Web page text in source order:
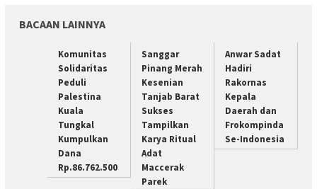
BACAAN LAINNYA
Komunitas
Solidaritas
Peduli
Palestina
Kuala
Tungkal
Kumpulkan
Dana
Rp.86.762.500
Sanggar
Pinang Merah
Kesenian
Tanjab Barat
Sukses
Tampilkan
Karya Ritual
Adat
Maccerak
Parek
Anwar Sadat
Hadiri
Rakornas
Kepala
Daerah dan
Frokompinda
Se-Indonesia